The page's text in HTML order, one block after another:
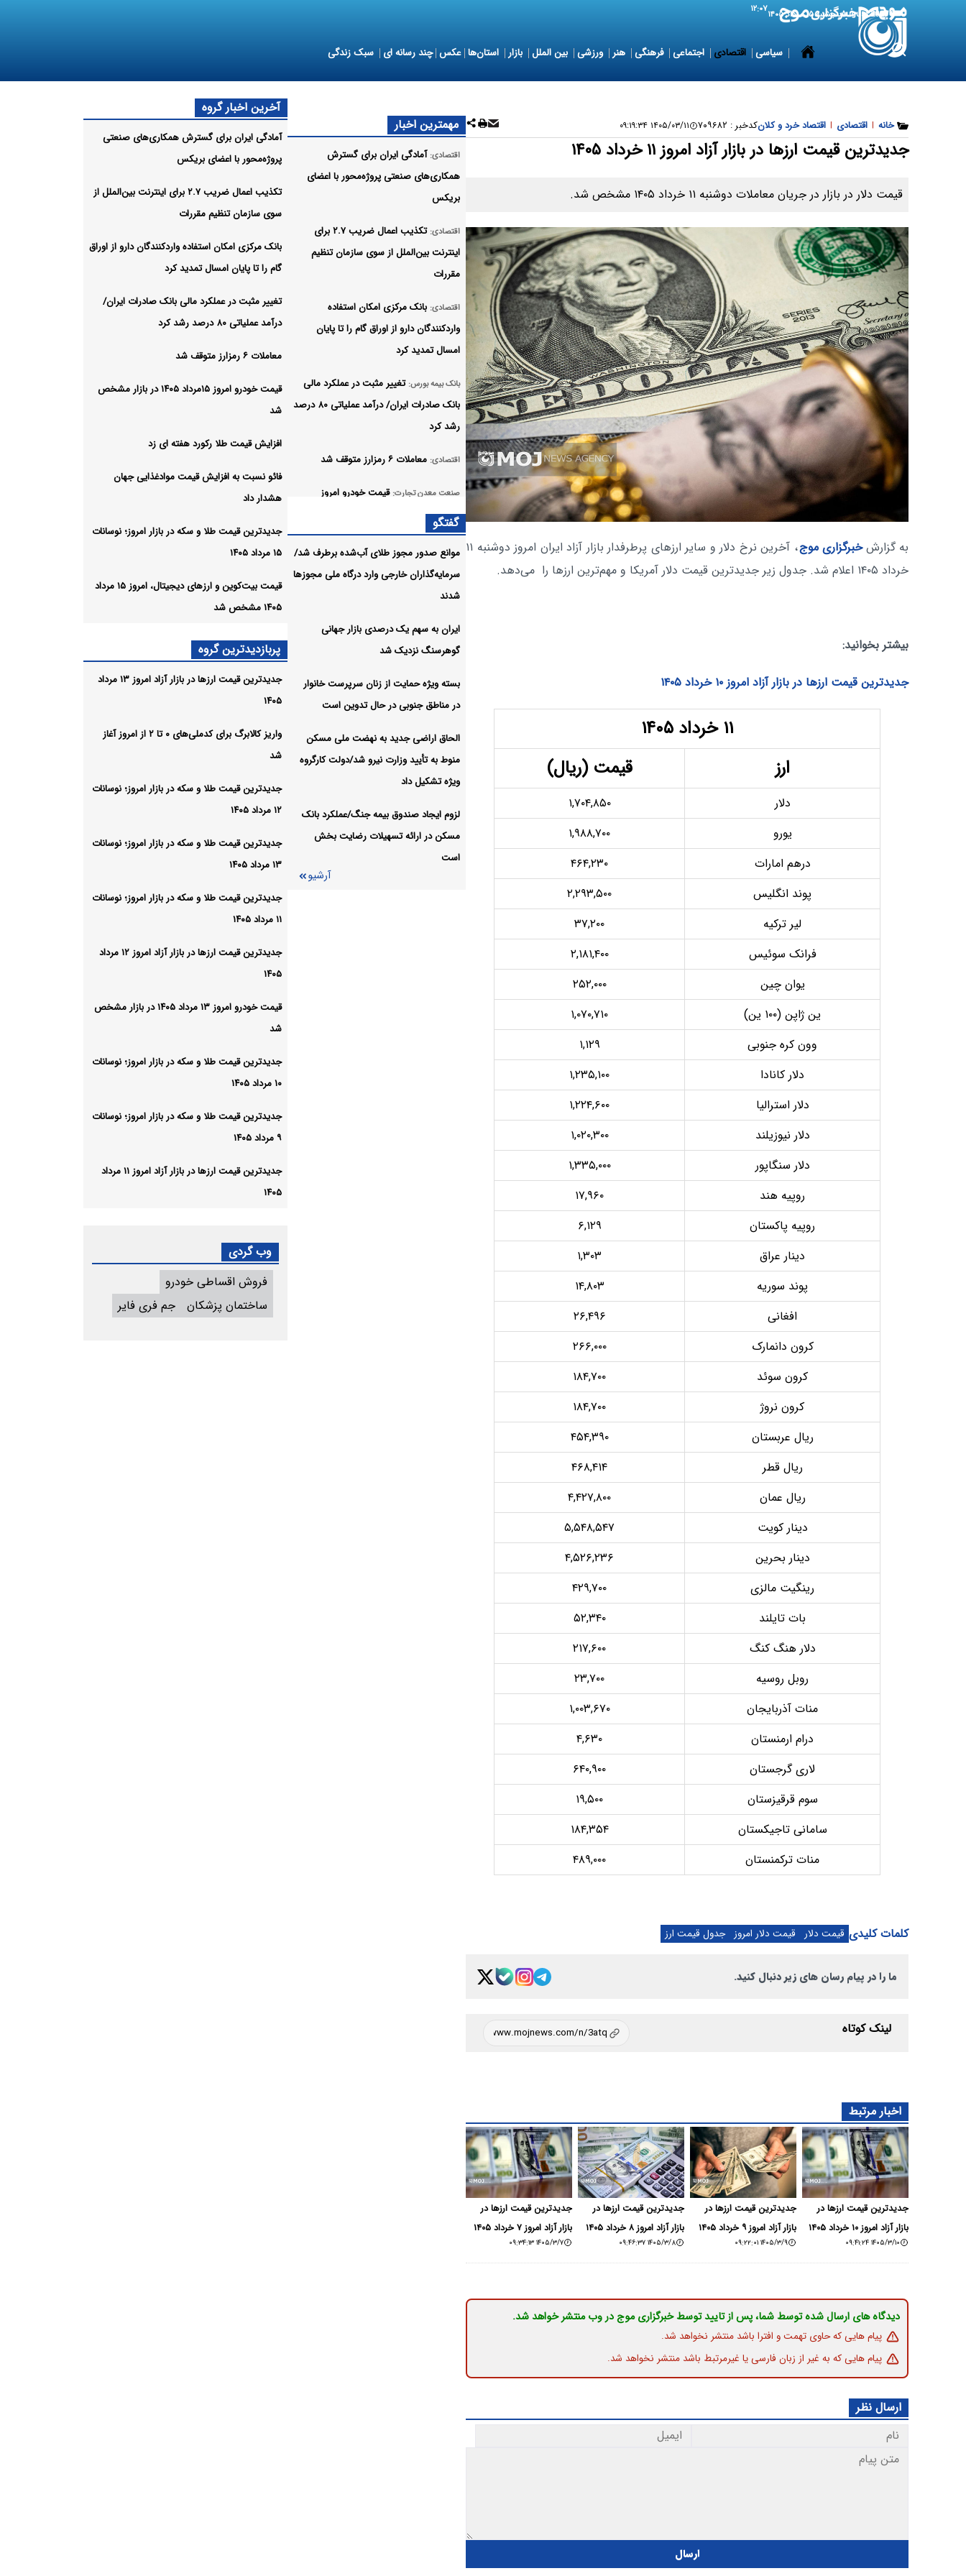
6 August 2026 پنجشنبه ۱۵ مرداد ۱۴۰۵ ۱۲:۰۷
سیاسی اقتصادی اجتماعی فرهنگی هنر ورزشی بین الملل بازار استان‌ها عکس چند رسانه ای سبک زندگی
خانه | اقتصادی | اقتصاد خرد و کلانکدخبر : ۷۰۹۶۸۲ ۱۴۰۵/۰۳/۱۱ ۰۹:۱۹:۳۴
جدیدترین قیمت ارزها در بازار آزاد امروز ۱۱ خرداد ۱۴۰۵
قیمت دلار در بازار در جریان معاملات دوشنبه ۱۱ خرداد ۱۴۰۵ مشخص شد.
به گزارشخبرگزاری موج
، آخرین نرخ دلار و سایر ارزهای پرطرفدار بازار آزاد ایران امروز دوشنبه ۱۱
خرداد ۱۴۰۵ اعلام شد. جدول زیر جدیدترین قیمت دلار آمریکا و مهم‌ترین ارزها را می‌دهد.
بیشتر بخوانید:
جدیدترین قیمت ارزها در بازار آزاد امروز ۱۰ خرداد ۱۴۰۵
۱۱ خرداد ۱۴۰۵
ارز
قیمت (ریال)
دلار
۱,۷۰۴,۸۵۰
یورو
۱,۹۸۸,۷۰۰
درهم امارات
۴۶۴,۲۳۰
پوند انگلیس
۲,۲۹۳,۵۰۰
لیر ترکیه
۳۷,۲۰۰
فرانک سوئیس
۲,۱۸۱,۴۰۰
یوان چین
۲۵۲,۰۰۰
ین ژاپن (۱۰۰ ین)
۱,۰۷۰,۷۱۰
وون کره جنوبی
۱,۱۲۹
دلار کانادا
۱,۲۳۵,۱۰۰
دلار استرالیا
۱,۲۲۴,۶۰۰
دلار نیوزیلند
۱,۰۲۰,۳۰۰
دلار سنگاپور
۱,۳۳۵,۰۰۰
روپیه هند
۱۷,۹۶۰
روپیه پاکستان
۶,۱۲۹
دینار عراق
۱,۳۰۳
پوند سوریه
۱۴,۸۰۳
افغانی
۲۶,۴۹۶
کرون دانمارک
۲۶۶,۰۰۰
کرون سوئد
۱۸۴,۷۰۰
کرون نروژ
۱۸۴,۷۰۰
ریال عربستان
۴۵۴,۳۹۰
ریال قطر
۴۶۸,۴۱۴
ریال عمان
۴,۴۲۷,۸۰۰
دینار کویت
۵,۵۴۸,۵۴۷
دینار بحرین
۴,۵۲۶,۲۳۶
رینگیت مالزی
۴۲۹,۷۰۰
بات تایلند
۵۲,۳۴۰
دلار هنگ کنگ
۲۱۷,۶۰۰
روبل روسیه
۲۳,۷۰۰
منات آذربایجان
۱,۰۰۳,۶۷۰
درام ارمنستان
۴,۶۳۰
لاری گرجستان
۶۴۰,۹۰۰
سوم قرقیزستان
۱۹,۵۰۰
سامانی تاجیکستان
۱۸۴,۳۵۴
منات ترکمنستان
۴۸۹,۰۰۰
کلمات کلیدی قیمت دلار قیمت دلار امروز جدول قیمت ارز
ما را در پیام رسان های زیر دنبال کنید.
لینک کوتاه
اخبار مرتبط
جدیدترین قیمت ارزها در
بازار آزاد امروز ۱۰ خرداد ۱۴۰۵
۱۴۰۵/۳/۱۰ ۰۹:۴۱:۲۴
جدیدترین قیمت ارزها در
بازار آزاد امروز ۹ خرداد ۱۴۰۵
۱۴۰۵/۳/۹ ۰۹:۲۲:۰۱
جدیدترین قیمت ارزها در
بازار آزاد امروز ۸ خرداد ۱۴۰۵
۱۴۰۵/۳/۸ ۰۹:۴۶:۳۷
جدیدترین قیمت ارزها در
بازار آزاد امروز ۷ خرداد ۱۴۰۵
۱۴۰۵/۳/۷ ۰۹:۳۴:۱۳
دیدگاه های ارسال شده توسط شما، پس از تایید توسط خبرگزاری موج در وب منتشر خواهد شد.
پیام هایی که حاوی تهمت و افترا باشد منتشر نخواهد شد.
پیام هایی که به غیر از زبان فارسی یا غیرمرتبط باشد منتشر نخواهد شد.
ارسال نظر
ارسال
مهمترین اخبار
اقتصادی: آمادگی ایران برای گسترش
همکاری‌های صنعتی پروژه‌محور با اعضای
بریکس
اقتصادی:
تکذیب اعمال ضریب ۲.۷ برای
اینترنت بین‌الملل از سوی سازمان تنظیم
مقررات
اقتصادی: بانک مرکزی امکان استفاده
واردکنندگان دارو از اوراق گام را تا پایان
امسال تمدید کرد
بانک بیمه بورس: تغییر مثبت در عملکرد مالی
بانک صادرات ایران/ درآمد عملیاتی ۸۰ درصد
رشد کرد
اقتصادی: معاملات ۶ رمزارز متوقف شد
صنعت معدن تجارت: قیمت خودرو امروز
۱۵مرداد ۱۴۰۵ در بازار مشخص شد
اقتصادی: افزایش قیمت طلا رکورد هفته ای زد
اقتصادی: فائو نسبت به افزایش قیمت
موادغذایی جهان هشدار داد
اقتصادی: جدیدترین قیمت طلا و سکه در بازار
امروز؛ نوسانات ۱۵ مرداد ۱۴۰۵
ارز دیجیتال: قیمت بیت‌کوین و ارز‌های
دیجیتال، امروز ۱۵ مرداد ۱۴۰۵ مشخص شد
گفتگو
موانع صدور مجوز طلای آب‌شده برطرف شد/
سرمایه‌گذاران خارجی وارد درگاه ملی مجوزها
شدند
ایران به سهم یک‌ درصدی بازار جهانی
گوهرسنگ نزدیک شد
بسته ویژه حمایت از زنان سرپرست خانوار
در مناطق جنوبی در حال تدوین است
الحاق اراضی جدید به نهضت ملی مسکن
منوط به تأیید وزارت نیرو شد/دولت کارگروه
ویژه تشکیل داد
لزوم ایجاد صندوق بیمه جنگ/عملکرد بانک
مسکن در ارائه تسهیلات رضایت بخش
است
آرشیو
آخرین اخبار گروه
آمادگی ایران برای گسترش همکاری‌های صنعتی
پروژه‌محور با اعضای بریکس
تکذیب اعمال ضریب ۲.۷ برای اینترنت بین‌الملل از
سوی سازمان تنظیم مقررات
بانک مرکزی امکان استفاده واردکنندگان دارو از اوراق
گام را تا پایان امسال تمدید کرد
تغییر مثبت در عملکرد مالی بانک صادرات ایران/
درآمد عملیاتی ۸۰ درصد رشد کرد
معاملات ۶ رمزارز متوقف شد
قیمت خودرو امروز ۱۵مرداد ۱۴۰۵ در بازار مشخص
شد
افزایش قیمت طلا رکورد هفته ای زد
فائو نسبت به افزایش قیمت موادغذایی جهان
هشدار داد
جدیدترین قیمت طلا و سکه در بازار امروز؛ نوسانات
۱۵ مرداد ۱۴۰۵
قیمت بیت‌کوین و ارز‌های دیجیتال، امروز ۱۵ مرداد
۱۴۰۵ مشخص شد
پربازدیدترین گروه
جدیدترین قیمت ارزها در بازار آزاد امروز ۱۳ مرداد
۱۴۰۵
واریز کالابرگ برای کدملی‌های ۰ تا ۲ از امروز آغاز
شد
جدیدترین قیمت طلا و سکه در بازار امروز؛ نوسانات
۱۲ مرداد ۱۴۰۵
جدیدترین قیمت طلا و سکه در بازار امروز؛ نوسانات
۱۳ مرداد ۱۴۰۵
جدیدترین قیمت طلا و سکه در بازار امروز؛ نوسانات
۱۱ مرداد ۱۴۰۵
جدیدترین قیمت ارزها در بازار آزاد امروز ۱۲ مرداد
۱۴۰۵
قیمت خودرو امروز ۱۳ مرداد ۱۴۰۵ در بازار مشخص
شد
جدیدترین قیمت طلا و سکه در بازار امروز؛ نوسانات
۱۰ مرداد ۱۴۰۵
جدیدترین قیمت طلا و سکه در بازار امروز؛ نوسانات
۹ مرداد ۱۴۰۵
جدیدترین قیمت ارزها در بازار آزاد امروز ۱۱ مرداد
۱۴۰۵
وب گردی
فروش اقساطی خودرو
ساختمان پزشکان
جم فری فایر